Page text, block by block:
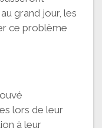
grand jour, les
ce problème
lors de leur
à leur